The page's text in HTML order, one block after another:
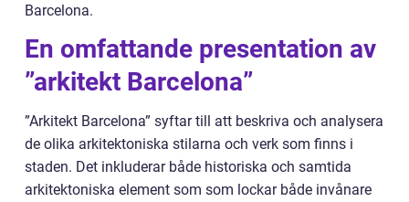
Barcelona.
En omfattande presentation av
”arkitekt Barcelona”
”Arkitekt Barcelona” syftar till att beskriva och analysera
de olika arkitektoniska stilarna och verk som finns i
staden. Det inkluderar både historiska och samtida
arkitektoniska element som som lockar både invånare